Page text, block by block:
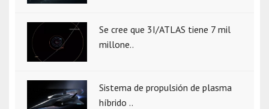
Se cree que 3I/ATLAS tiene 7 mil
millone..
Sistema de propulsión de plasma
híbrido ..